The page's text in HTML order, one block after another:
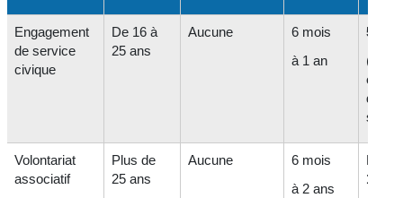
Engagement
de service
civique
De 16 à
25 ans
Aucune
6 mois
à 1 an
(+
en
Volontariat
associatif
Plus de
25 ans
Aucune
6 mois
à 2 ans
Entre